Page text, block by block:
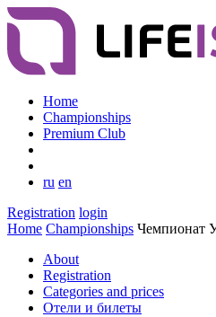
Home
Championships
Premium Club
ru en
Registration login
Home Championships Чемпионат
About
Registration
Categories and prices
Отели и билеты